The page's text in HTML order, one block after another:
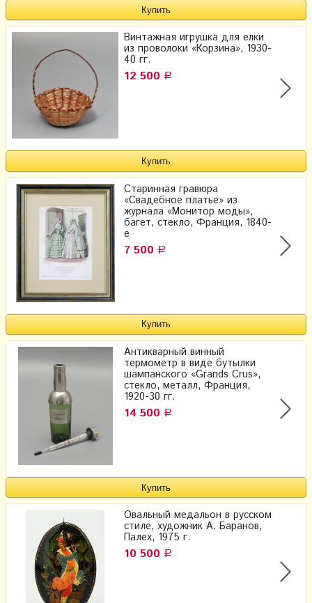
Винтажная игрушка для елки
из проволоки «Корзина», 1930-
40 гг.
12 500 Р
Старинная гравюра
«Свадебное платье» из
журнала «Монитор моды»,
багет, стекло, Франция, 1840-
е
7 500 Р
Антикварный винный
термометр в виде бутылки
шампанского «Grands Crus»,
стекло, металл, Франция,
1920-30 гг.
14 500 Р
Овальный медальон в русском
стиле, художник А. Баранов,
Палех, 1975 г.
10 500 Р